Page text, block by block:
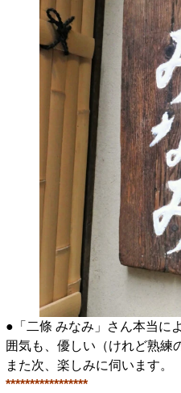
●「二條 みなみ」さん本当に
囲気も、優しい（けれど熟練
また次、楽しみに伺います。
*****************